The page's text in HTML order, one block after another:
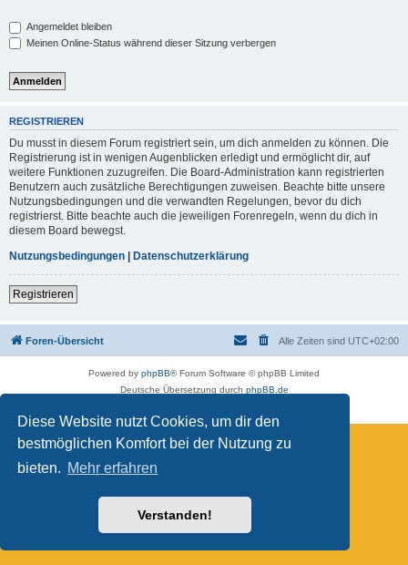
Diese Website nutzt Cookies, um dir den
bestmöglichen Komfort bei der Nutzung zu
bieten. Mehr erfahren
Verstanden!
Angemeldet bleiben
Meinen Online-Status während dieser Sitzung verbergen
REGISTRIEREN
Du musst in diesem Forum registriert sein, um dich anmelden zu können. Die
Registrierung ist in wenigen Augenblicken erledigt und ermöglicht dir, auf
weitere Funktionen zuzugreifen. Die Board-Administration kann registrierten
Benutzern auch zusätzliche Berechtigungen zuweisen. Beachte bitte unsere
Nutzungsbedingungen und die verwandten Regelungen, bevor du dich
registrierst. Bitte beachte auch die jeweiligen Forenregeln, wenn du dich in
diesem Board bewegst.
Nutzungsbedingungen | Datenschutzerklärung
Registrieren
Foren-Übersicht Alle Zeiten sind UTC+02:00
Powered by phpBB® Forum Software © phpBB Limited
Deutsche Übersetzung durch phpBB.de